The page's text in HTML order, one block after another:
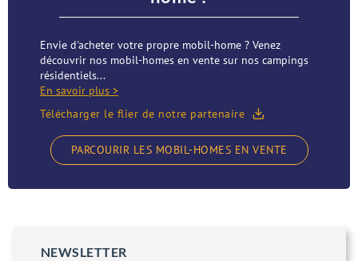
Envie d'acheter votre propre mobil-home ? Venez
découvrir nos mobil-homes en vente sur nos campings
résidentiels...
En savoir plus >
Télécharger le flier de notre partenaire
PARCOURIR LES MOBIL-HOMES EN VENTE
NEWSLETTER